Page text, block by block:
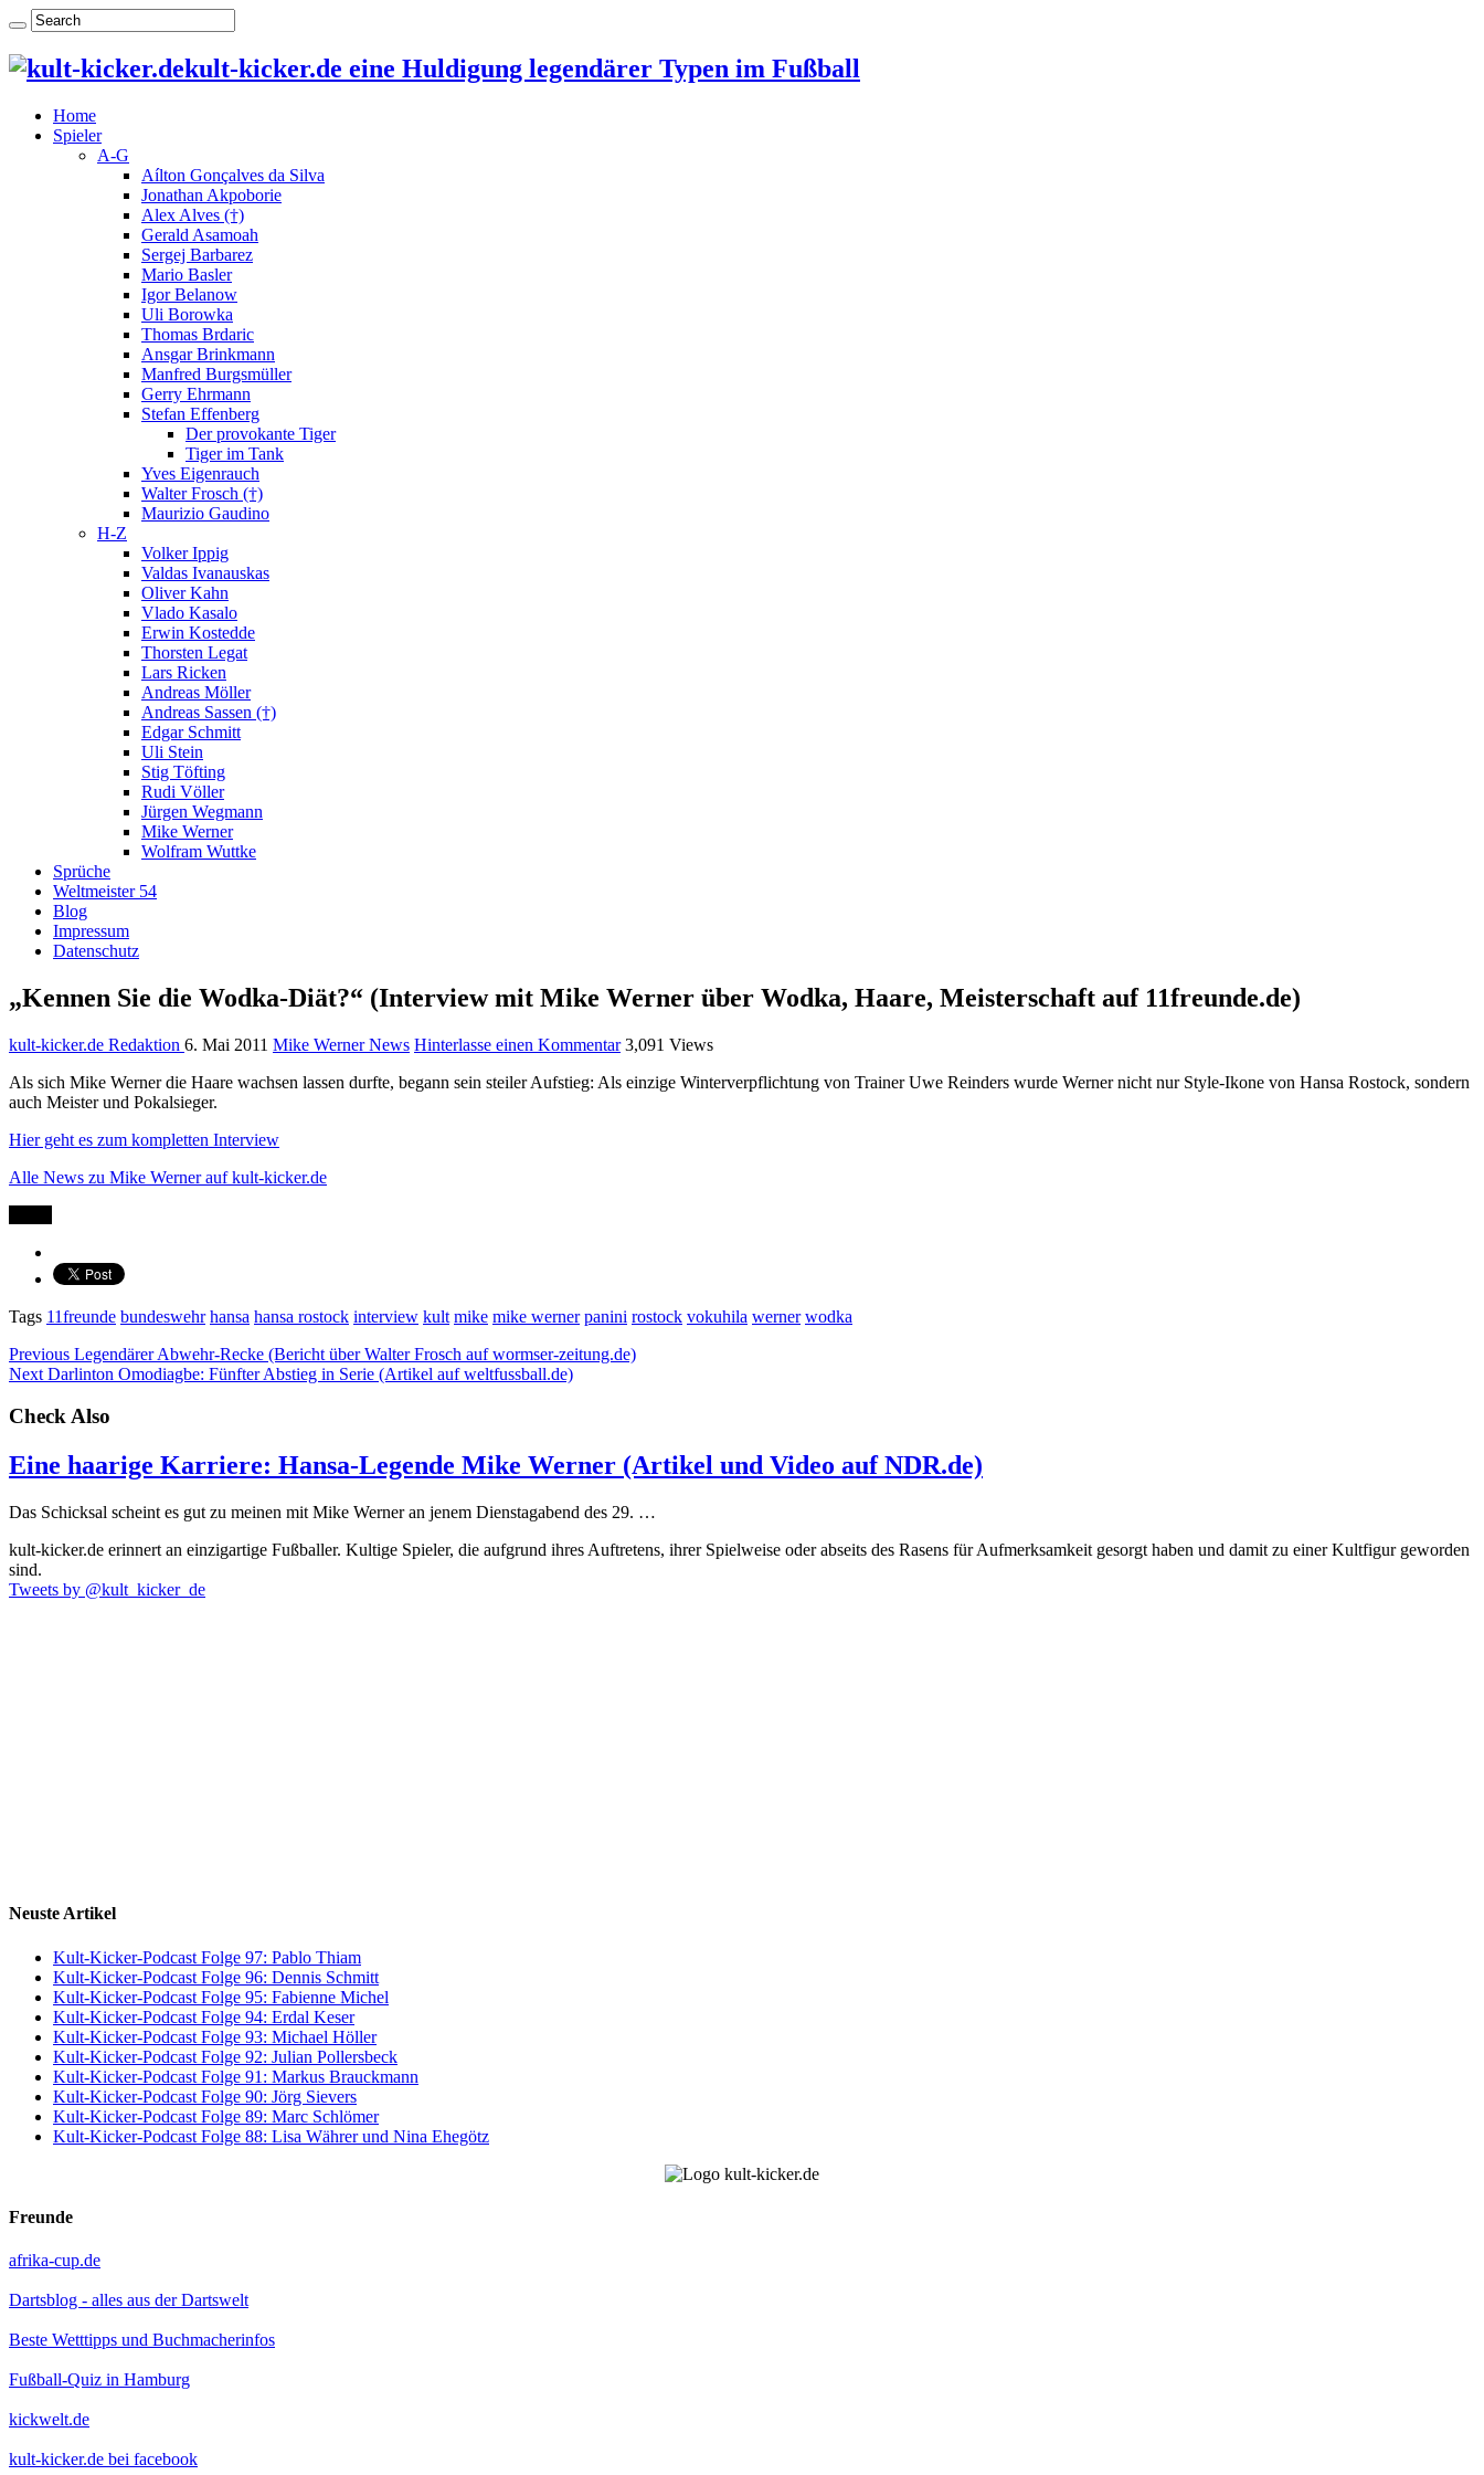
kult-kicker.de eine Huldigung legendärer Typen im Fußball
Home
Spieler
A-G
Aílton Gonçalves da Silva
Jonathan Akpoborie
Alex Alves (†)
Gerald Asamoah
Sergej Barbarez
Mario Basler
Igor Belanow
Uli Borowka
Thomas Brdaric
Ansgar Brinkmann
Manfred Burgsmüller
Gerry Ehrmann
Stefan Effenberg
Der provokante Tiger
Tiger im Tank
Yves Eigenrauch
Walter Frosch (†)
Maurizio Gaudino
H-Z
Volker Ippig
Valdas Ivanauskas
Oliver Kahn
Vlado Kasalo
Erwin Kostedde
Thorsten Legat
Lars Ricken
Andreas Möller
Andreas Sassen (†)
Edgar Schmitt
Uli Stein
Stig Töfting
Rudi Völler
Jürgen Wegmann
Mike Werner
Wolfram Wuttke
Sprüche
Weltmeister 54
Blog
Impressum
Datenschutz
„Kennen Sie die Wodka-Diät?“ (Interview mit Mike Werner über Wodka, Haare, Meisterschaft auf 11freunde.de)
kult-kicker.de Redaktion 6. Mai 2011 Mike Werner News Hinterlasse einen Kommentar 3,091 Views
Als sich Mike Werner die Haare wachsen lassen durfte, begann sein steiler Aufstieg: Als einzige Winterverpflichtung von Trainer Uwe Reinders wurde Werner nicht nur Style-Ikone von Hansa Rostock, sondern
auch Meister und Pokalsieger.
Hier geht es zum kompletten Interview
Alle News zu Mike Werner auf kult-kicker.de
Tags 11freunde bundeswehr hansa hansa rostock interview kult mike mike werner panini rostock vokuhila werner wodka
Previous Legendärer Abwehr-Recke (Bericht über Walter Frosch auf wormser-zeitung.de)
Next Darlinton Omodiagbe: Fünfter Abstieg in Serie (Artikel auf weltfussball.de)
Check Also
Eine haarige Karriere: Hansa-Legende Mike Werner (Artikel und Video auf NDR.de)
Das Schicksal scheint es gut zu meinen mit Mike Werner an jenem Dienstagabend des 29. …
kult-kicker.de erinnert an einzigartige Fußballer. Kultige Spieler, die aufgrund ihres Auftretens, ihrer Spielweise oder abseits des Rasens für Aufmerksamkeit gesorgt haben und damit zu einer Kultfigur geworden
sind.
Tweets by @kult_kicker_de
Neuste Artikel
Kult-Kicker-Podcast Folge 97: Pablo Thiam
Kult-Kicker-Podcast Folge 96: Dennis Schmitt
Kult-Kicker-Podcast Folge 95: Fabienne Michel
Kult-Kicker-Podcast Folge 94: Erdal Keser
Kult-Kicker-Podcast Folge 93: Michael Höller
Kult-Kicker-Podcast Folge 92: Julian Pollersbeck
Kult-Kicker-Podcast Folge 91: Markus Brauckmann
Kult-Kicker-Podcast Folge 90: Jörg Sievers
Kult-Kicker-Podcast Folge 89: Marc Schlömer
Kult-Kicker-Podcast Folge 88: Lisa Währer und Nina Ehegötz
Freunde
afrika-cup.de
Dartsblog - alles aus der Dartswelt
Beste Wetttipps und Buchmacherinfos
Fußball-Quiz in Hamburg
kickwelt.de
kult-kicker.de bei facebook